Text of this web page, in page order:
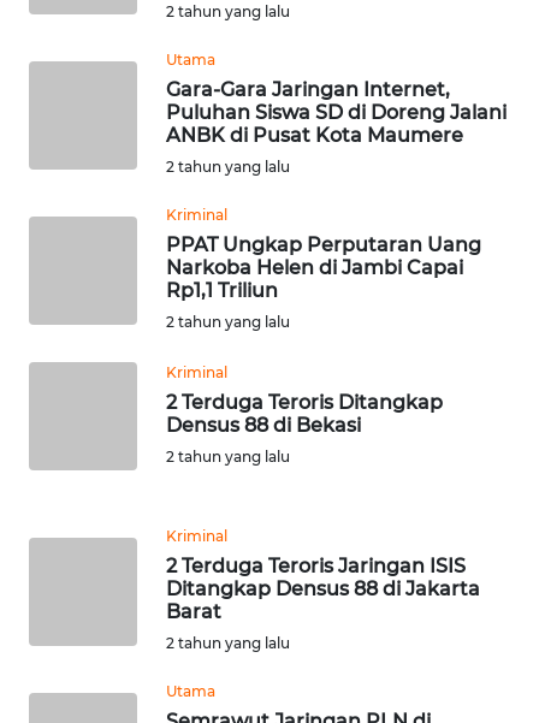
2 tahun yang lalu
Utama
Gara-Gara Jaringan Internet,
Puluhan Siswa SD di Doreng Jalani
ANBK di Pusat Kota Maumere
2 tahun yang lalu
Kriminal
PPAT Ungkap Perputaran Uang
Narkoba Helen di Jambi Capai
Rp1,1 Triliun
2 tahun yang lalu
Kriminal
2 Terduga Teroris Ditangkap
Densus 88 di Bekasi
2 tahun yang lalu
Kriminal
2 Terduga Teroris Jaringan ISIS
Ditangkap Densus 88 di Jakarta
Barat
2 tahun yang lalu
Utama
SULBAR
WN
SUMSEL